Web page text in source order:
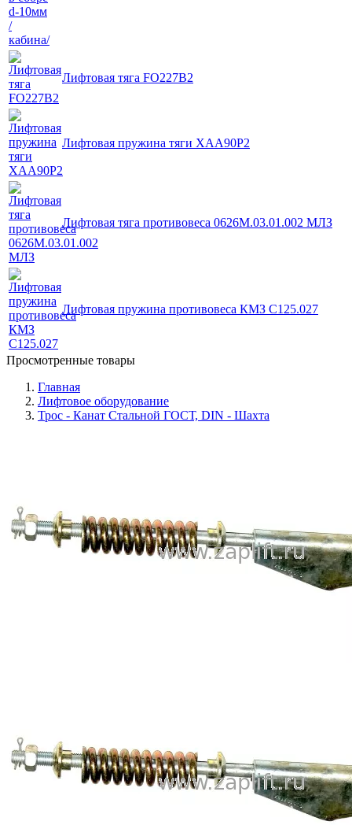
Лифтовая тяга FO227B2
Лифтовая пружина тяги XAA90P2
Лифтовая тяга противовеса 0626М.03.01.002 МЛЗ
Лифтовая пружина противовеса КМЗ С125.027
Просмотренные товары
Главная
Лифтовое оборудование
Трос - Канат Стальной ГОСТ, DIN - Шахта